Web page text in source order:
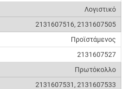
Λογιστικό
2131607516, 2131607505
Προϊστάμενος
2131607527
Πρωτόκολλο
2131607531, 2131607533